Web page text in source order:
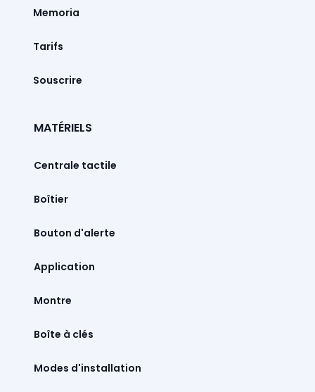
Memoria
Tarifs
Souscrire
MATÉRIELS
Centrale tactile
Boîtier
Bouton d'alerte
Montre
Boîte à clés
Modes d'installation